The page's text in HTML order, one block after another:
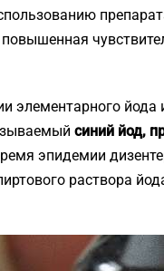
элементарного йода
синий йод,
эпидемии
раствора